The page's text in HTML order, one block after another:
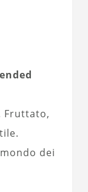
Fruttato,
dei